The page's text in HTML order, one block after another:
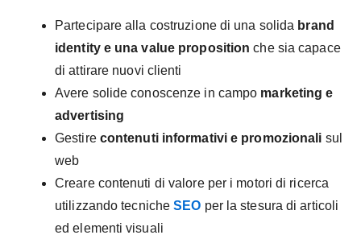
Partecipare alla costruzione di una solida brand
identity e una value proposition che sia capace
di attirare nuovi clienti
Avere solide conoscenze in campo marketing e
advertising
Gestire contenuti informativi e promozionali sul
web
Creare contenuti di valore per i motori di ricerca
utilizzando tecnicheSEO per la stesura di articoli
ed elementi visuali